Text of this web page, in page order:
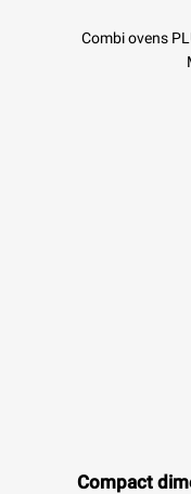
Combi ovens
Compact